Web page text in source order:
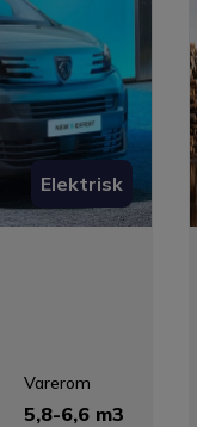
Elektrisk
Varerom
5,8-6,6 m3